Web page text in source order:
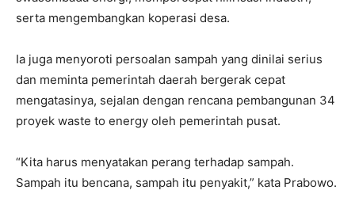
serta mengembangkan koperasi desa.
Ia juga menyoroti persoalan sampah yang dinilai serius
dan meminta pemerintah daerah bergerak cepat
mengatasinya, sejalan dengan rencana pembangunan 34
proyek waste to energy oleh pemerintah pusat.
“Kita harus menyatakan perang terhadap sampah.
Sampah itu bencana, sampah itu penyakit,” kata Prabowo.